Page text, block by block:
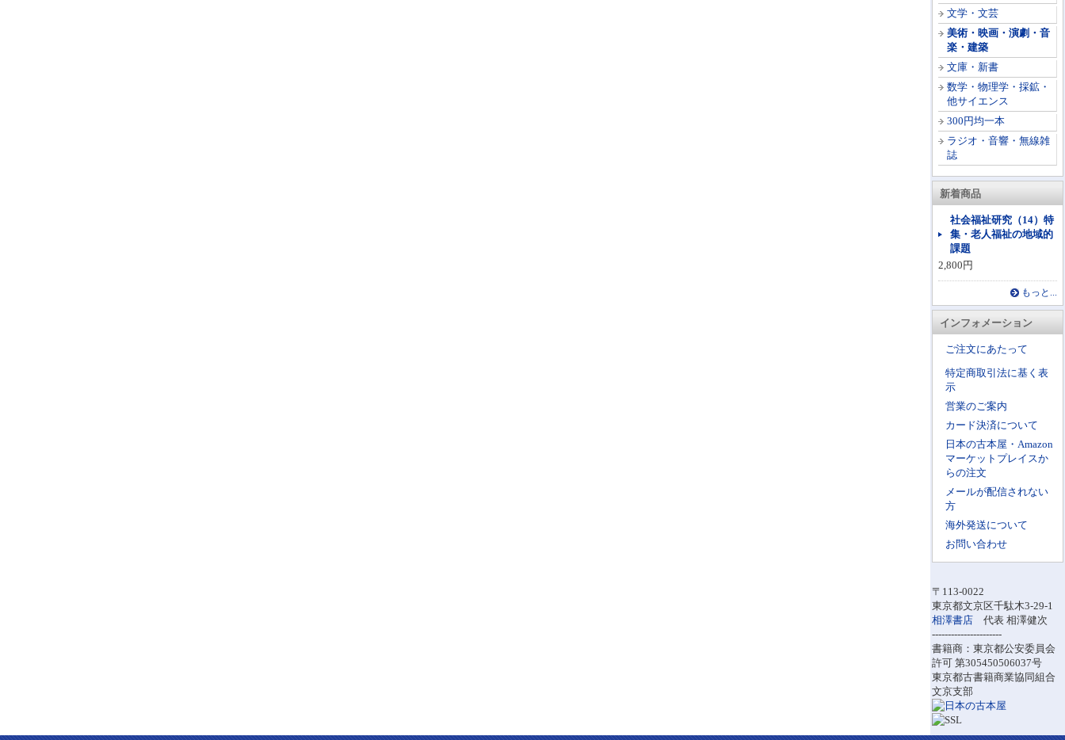
文学・文芸
美術・映画・演劇・音
楽・建築
文庫・新書
数学・物理学・採鉱・
他サイエンス
300円均一本
ラジオ・音響・無線雑
誌
新着商品
社会福祉研究（14）特
集・老人福祉の地域的
課題
2,800円
もっと...
インフォメーション
ご注文にあたって
特定商取引法に基く表
示
営業のご案内
カード決済について
日本の古本屋・Amazon
マーケットプレイスか
らの注文
メールが配信されない
方
海外発送について
お問い合わせ
〒113-0022
東京都文京区千駄木3-29-1
相澤書店 代表 相澤健次
----------------------
書籍商：東京都公安委員会
許可 第305450506037号
東京都古書籍商業協同組合
文京支部